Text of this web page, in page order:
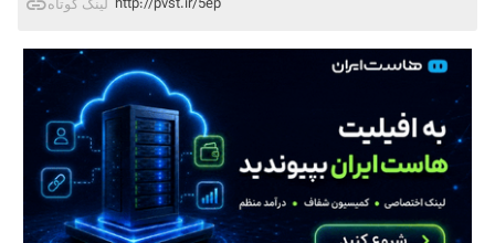
لینک کوتاه